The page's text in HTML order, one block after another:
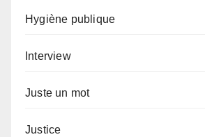
Hygiène publique
Interview
Juste un mot
Justice